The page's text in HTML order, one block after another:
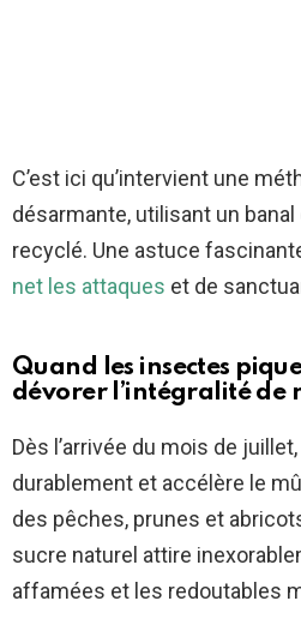
C’est ici qu’intervient une
désarmante, utilisant un
recyclé. Une astuce
net les attaques et de
Quand les insectes
dévorer l’intégralité de
Dès l’arrivée du mois de
durablement et accélère le
des pêches, prunes et
sucre naturel attire
affamées et les redoutables